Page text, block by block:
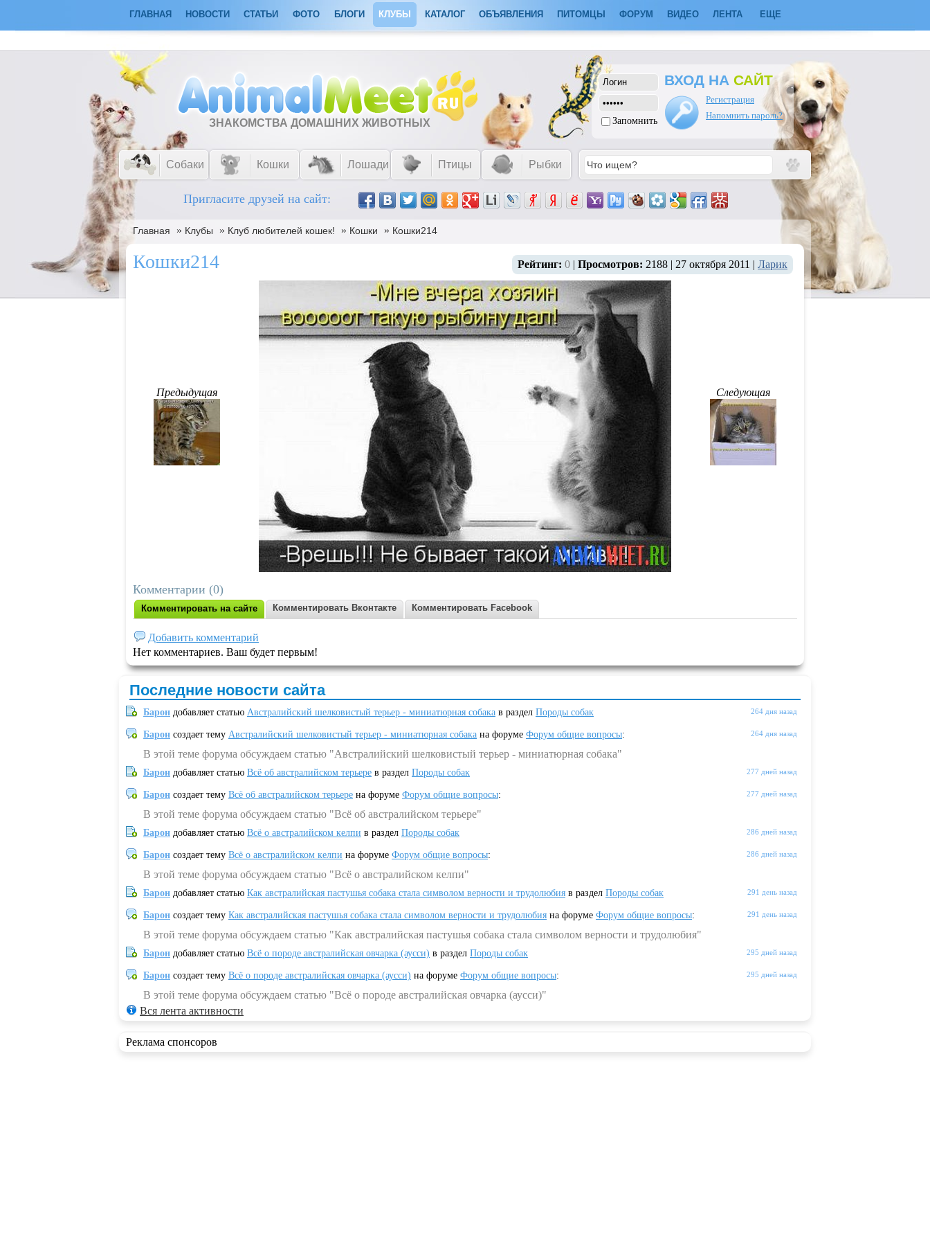
ГЛАВНАЯ НОВОСТИ СТАТЬИ ФОТО БЛОГИ КЛУБЫ КАТАЛОГ ОБЪЯВЛЕНИЯ ПИТОМЦЫ ФОРУМ ВИДЕО ЛЕНТА ЕЩЕ
ЗНАКОМСТВА ДОМАШНИХ ЖИВОТНЫХ Запомнить
ВХОД НА САЙТ
Регистрация
Напомнить пароль?
Собаки Кошки Лошади Птицы Рыбки
Пригласите друзей на сайт:
Главная » Клубы » Клуб любителей кошек! » Кошки » Кошки214
Рейтинг: 0 | Просмотров: 2188 | 27 октября 2011 | Ларик
Кошки214
Предыдущая Следующая
Комментарии (0)
Комментировать на сайте Комментировать Вконтакте Комментировать Facebook
Добавить комментарий
Нет комментариев. Ваш будет первым!
Последние новости сайта
264 дня назад
Барон добавляет статью Австралийский шелковистый терьер - миниатюрная собака в раздел Породы собак
264 дня назад
Барон создает тему Австралийский шелковистый терьер - миниатюрная собака на форуме Форум общие вопросы:
В этой теме форума обсуждаем статью "Австралийский шелковистый терьер - миниатюрная собака"
277 дней назад
Барон добавляет статью Всё об австралийском терьере в раздел Породы собак
277 дней назад
Барон создает тему Всё об австралийском терьере на форуме Форум общие вопросы:
В этой теме форума обсуждаем статью "Всё об австралийском терьере"
286 дней назад
Барон добавляет статью Всё о австралийском келпи в раздел Породы собак
286 дней назад
Барон создает тему Всё о австралийском келпи на форуме Форум общие вопросы:
В этой теме форума обсуждаем статью "Всё о австралийском келпи"
291 день назад
Барон добавляет статью Как австралийская пастушья собака стала символом верности и трудолюбия в раздел Породы собак
291 день назад
Барон создает тему Как австралийская пастушья собака стала символом верности и трудолюбия на форуме Форум общие вопросы:
В этой теме форума обсуждаем статью "Как австралийская пастушья собака стала символом верности и трудолюбия"
295 дней назад
Барон добавляет статью Всё о породе австралийская овчарка (аусси) в раздел Породы собак
295 дней назад
Барон создает тему Всё о породе австралийская овчарка (аусси) на форуме Форум общие вопросы:
В этой теме форума обсуждаем статью "Всё о породе австралийская овчарка (аусси)"
Вся лента активности
Реклама спонсоров